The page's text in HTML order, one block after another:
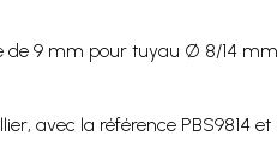
de 9 mm pour tuyau Ø 8/14
avec la référence PBS9814